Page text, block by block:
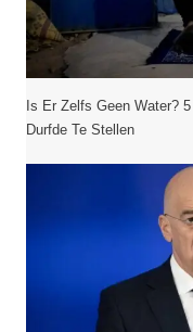
Is Er Zelfs Geen Water?
Durfde Te Stellen